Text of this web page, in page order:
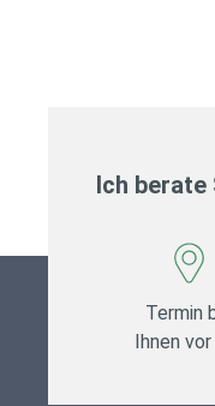
Ich berate
Termin
Ihnen